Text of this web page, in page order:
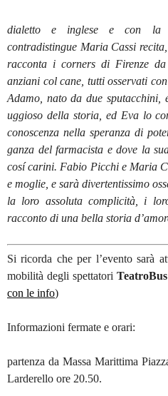
dialetto e inglese e con la
contradistingue Maria Cassi
racconta i cornersdi Firenze da
anziani col cane, tutti osservati
Adamo, nato da due sputacchini,
uggioso della storia, ed Eva lo
conoscenza nella speranza di
ganza del farmacista e dove la
cosícarini. Fabio Picchi e Maria
e moglie, e sarà divertentissimo
la loro assoluta complicità , i
racconto di una bella storia
Si ricorda che per l’evento sarà
mobilitàdegli spettatori
con le info)
Informazioni fermate e orari:
partenza da Massa Marittima
Larderello ore 20.50.